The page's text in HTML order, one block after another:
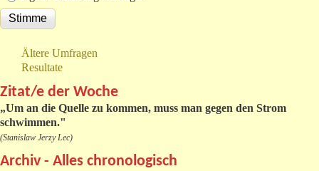
Ältere Umfragen
Resultate
Zitat/e der Woche
„Um an die Quelle zu kommen, muss man gegen den Strom
schwimmen."
(Stanislaw Jerzy Lec)
Archiv - Alles chronologisch